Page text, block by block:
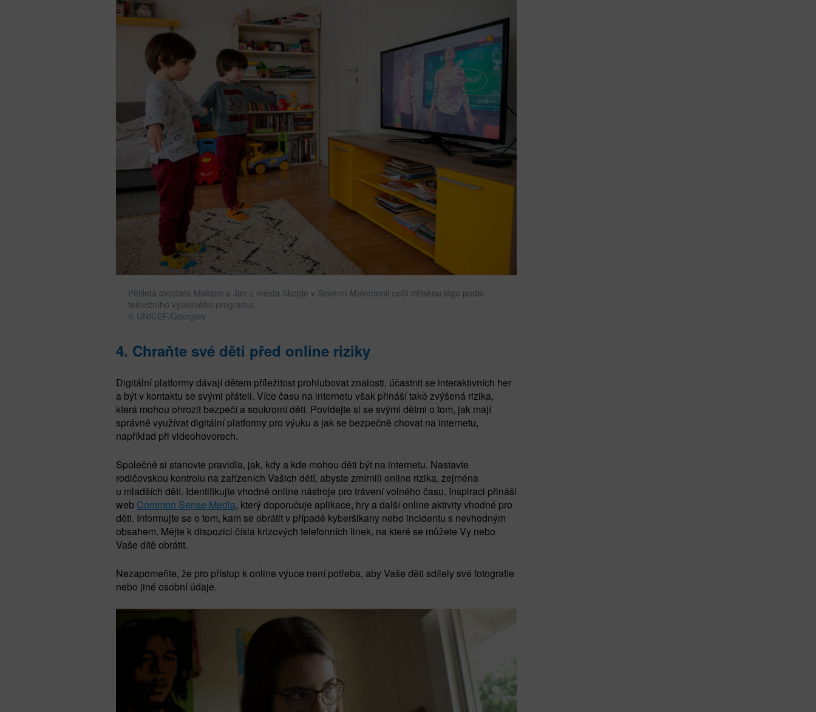
Pětiletá dvojčata Maksim a Jan z města Skopje v Severní Makedonii cvičí dětskou jógu podle
televizního výukového programu.
© UNICEF/Georgiev
4. Chraňte své děti před online riziky
Digitální platformy dávají dětem příležitost prohlubovat znalosti, účastnit se interaktivních her
a být v kontaktu se svými přáteli. Více času na internetu však přináší také zvýšená rizika,
která mohou ohrozit bezpečí a soukromí dětí. Povídejte si se svými dětmi o tom, jak mají
správně využívat digitální platformy pro výuku a jak se bezpečně chovat na internetu,
například při videohovorech.
Společně si stanovte pravidla, jak, kdy a kde mohou děti být na internetu. Nastavte
rodičovskou kontrolu na zařízeních Vašich dětí, abyste zmírnili online rizika, zejména
u mladších dětí. Identifikujte vhodné online nástroje pro trávení volného času. Inspiraci přináší
web Common Sense Media, který doporučuje aplikace, hry a další online aktivity vhodné pro
děti. Informujte se o tom, kam se obrátit v případě kyberšikany nebo incidentu s nevhodným
obsahem. Mějte k dispozici čísla krizových telefonních linek, na které se můžete Vy nebo
Vaše dítě obrátit.
Nezapomeňte, že pro přístup k online výuce není potřeba, aby Vaše děti sdílely své fotografie
nebo jiné osobní údaje.